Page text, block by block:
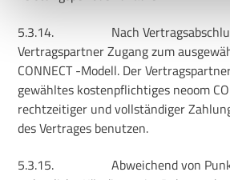
Uns ist Datenschutz wichtig, hier
Datenschutzbestimmungenund
5.3.14.
Nach
Vertragspartner Zugang zum
CONNECT -Modell. Der
gewähltes kostenpflichtiges neoom
rechtzeitiger und vollständiger
des Vertrages benutzen.
5.3.15.
Abweichend von